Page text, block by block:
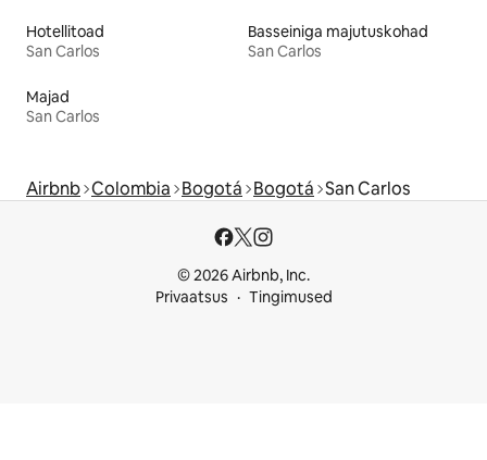
Hotellitoad
San Carlos
Basseiniga majutuskohad
San Carlos
Majad
San Carlos
Airbnb Colombia Bogotá Bogotá San Carlos
© 2026 Airbnb, Inc.
Privaatsus
Tingimused